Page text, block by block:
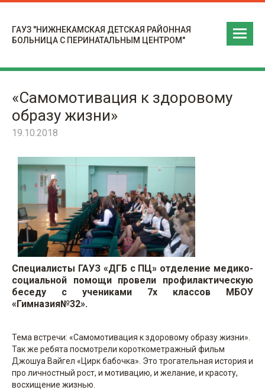
ГАУЗ "НИЖНЕКАМСКАЯ ДЕТСКАЯ РАЙОННАЯ
БОЛЬНИЦА С ПЕРИНАТАЛЬНЫМ ЦЕНТРОМ"
«Самомотивация к здоровому
образу жизни»
19.10.2018
Специалисты ГАУЗ «ДГБ с ПЦ» отделение медико-
социальной помощи провели профилактическую
беседу с учениками 7х классов МБОУ
«Гимназия№32».
Тема встречи: «Самомотивация к здоровому образу жизни».
Так же ребята посмотрели короткометражный фильм
Джошуа Вайгел «Цирк бабочка». Это трогательная история и
про личностный рост, и мотивацию, и желание, и красоту,
восхищение жизнью.